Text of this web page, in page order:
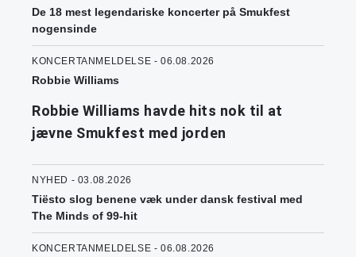
De 18 mest legendariske koncerter på Smukfest
nogensinde
KONCERTANMELDELSE - 06.08.2026
Robbie Williams
Robbie Williams havde hits nok til at
jævne Smukfest med jorden
NYHED - 03.08.2026
Tiësto slog benene væk under dansk festival med
The Minds of 99-hit
KONCERTANMELDELSE - 06.08.2026